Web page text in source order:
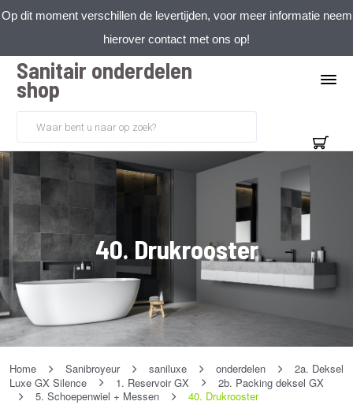
Op dit moment verschillen de levertijden, voor meer informatie neem
hierover contact met ons op!
Sanitair onderdelen
shop
40. Drukrooster
Home Sanibroyeur saniluxe onderdelen
2a. Deksel
Luxe GX Silence
1. Reservoir GX
2b. Packing deksel GX
5. Schoepenwiel + Messen
40. Drukrooster